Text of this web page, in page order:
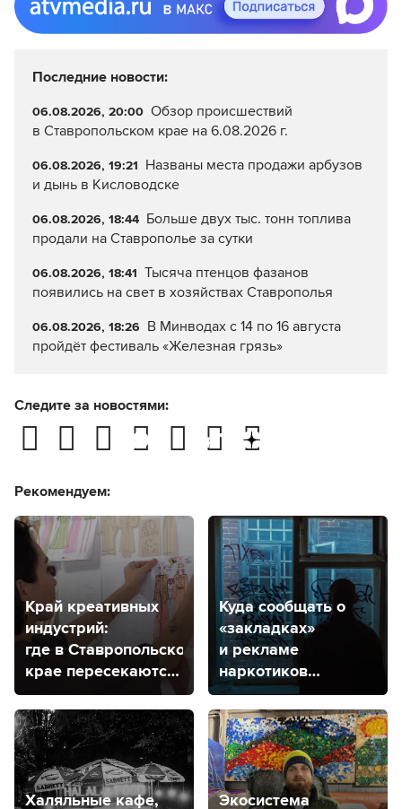
Последние новости:
06.08.2026, 20:00 Обзор происшествий
в Ставропольском крае на 6.08.2026 г.
06.08.2026, 19:21 Названы места продажи арбузов
и дынь в Кисловодске
06.08.2026, 18:44 Больше двух тыс. тонн топлива
продали на Ставрополье за сутки
06.08.2026, 18:41 Тысяча птенцов фазанов
появились на свет в хозяйствах Ставрополья
06.08.2026, 18:26 В Минводах с 14 по 16 августа
пройдёт фестиваль «Железная грязь»
Следите за новостями:
Рекомендуем:
Край креативных
индустрий:
где в Ставропольском
крае пересекаются
творчество
и экономика?
Куда сообщать о
«закладках»
и рекламе
наркотиков
на стенах
в Ставрополе?
Халяльные кафе, Экосистема